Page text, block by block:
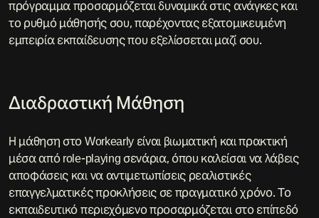
πρόγραμμα προσαρμόζεται δυναμικά στις ανάγκες και
το ρυθμό μάθησής σου, παρέχοντας εξατομικευμένη
εμπειρία εκπαίδευσης που εξελίσσεται μαζί σου.
Διαδραστική Μάθηση
Η μάθηση στο Workearly είναι βιωματική και πρακτική
μέσα από role-playing σενάρια, όπου καλείσαι να λάβεις
αποφάσεις και να αντιμετωπίσεις ρεαλιστικές
επαγγελματικές προκλήσεις σε πραγματικό χρόνο. Το
εκπαιδευτικό περιεχόμενο προσαρμόζεται στο επίπεδό